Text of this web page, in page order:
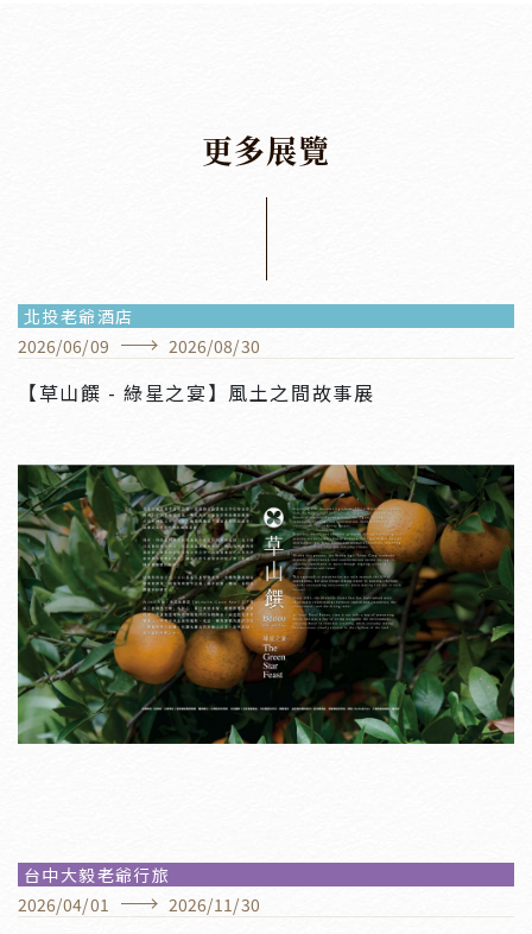
更多展覽
北投老爺酒店
2026/06/09 2026/08/30
【草山饌 - 綠星之宴】風土之間故事展
台中大毅老爺行旅
2026/04/01 2026/11 /30